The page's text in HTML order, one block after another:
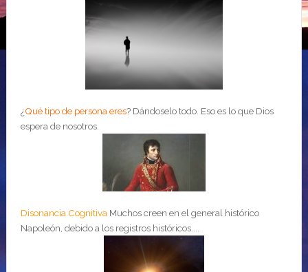
¿Qué tipo de persona eres? Dándoselo todo. Eso es lo que Dios
espera de nosotros.
Disonancia Cognitiva Muchos creen en el general histórico
Napoleón, debido a los registros históricos....